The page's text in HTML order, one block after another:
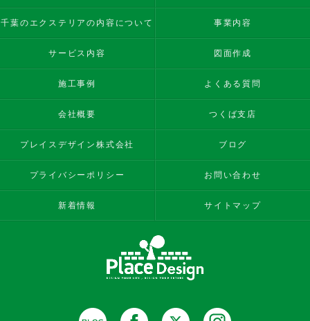
千葉のエクステリアの内容について 事業内容
サービス内容 図面作成
施工事例 よくある質問
会社概要 つくば支店
プレイスデザイン株式会社 ブログ
プライバシーポリシー お問い合わせ
新着情報 サイトマップ